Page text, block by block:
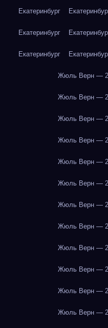
Екатеринбург
Екатеринбург
Екатеринбург
Жюль Верн —
Жюль Верн —
Жюль Верн —
Жюль Верн —
Жюль Верн —
Жюль Верн —
Жюль Верн —
Жюль Верн —
Жюль Верн —
Жюль Верн —
Жюль Верн —
Жюль Верн —